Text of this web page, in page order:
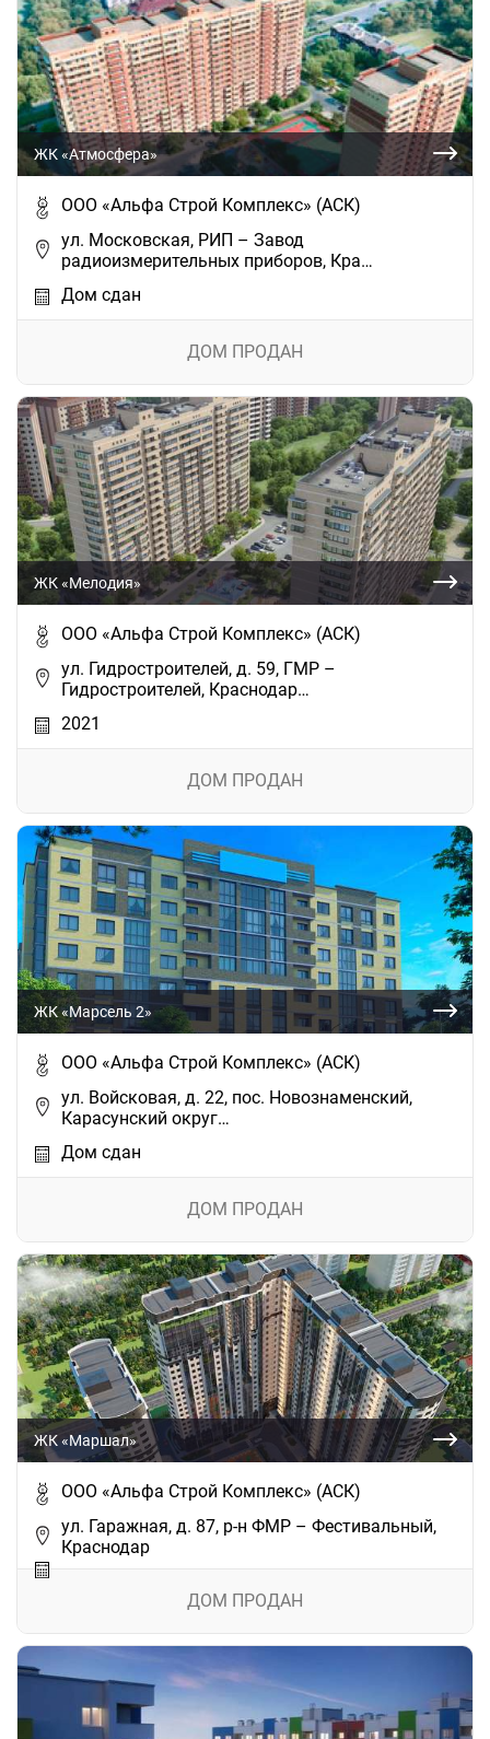
ЖК «Атмосфера»
ООО «Альфа Строй Комплекс» (АСК)
ул. Московская, РИП – Завод
радиоизмерительных приборов, Кра…
Дом сдан
ДОМ ПРОДАН
ЖК «Мелодия»
ООО «Альфа Строй Комплекс» (АСК)
ул. Гидростроителей, д. 59, ГМР –
Гидростроителей, Краснодар…
2021
ДОМ ПРОДАН
ЖК «Марсель 2»
ООО «Альфа Строй Комплекс» (АСК)
ул. Войсковая, д. 22, пос. Новознаменский,
Карасунский округ…
Дом сдан
ДОМ ПРОДАН
ЖК «Маршал»
ООО «Альфа Строй Комплекс» (АСК)
ул. Гаражная, д. 87, р-н ФМР – Фестивальный,
Краснодар
ДОМ ПРОДАН